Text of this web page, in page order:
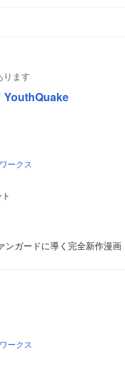
ります
YouthQuake
ークス
ンガードに導く完全新作漫
ークス